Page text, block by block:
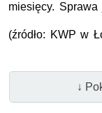
miesięcy.
(źródło: KWP w
↓